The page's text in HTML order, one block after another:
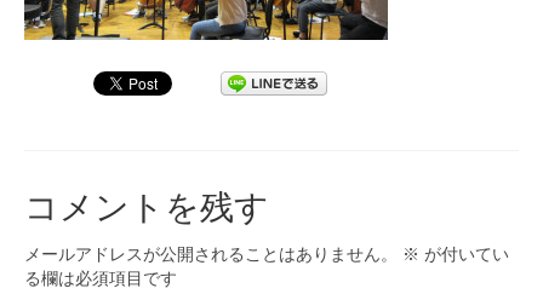
出張演奏
九大フィル特集ページ
コメントを残す
メールアドレスが公開されることはありません。 ※ が付いてい
る欄は必須項目です